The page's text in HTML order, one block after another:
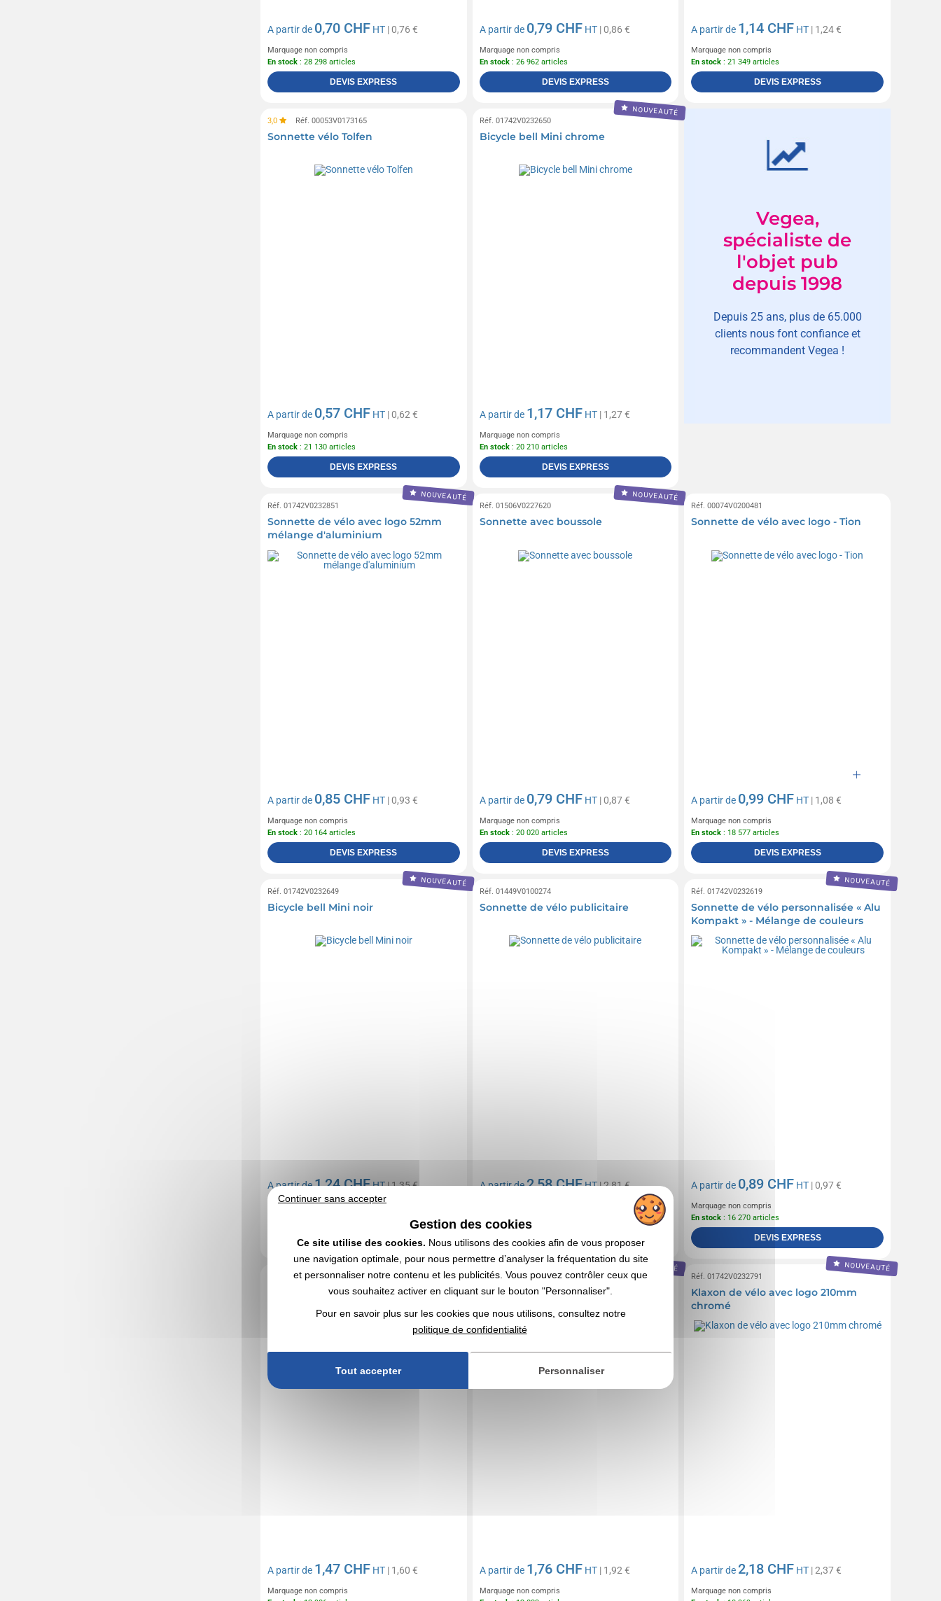
A partir de 0,70 CHF HT | 0,76 €
Marquage non compris
En stock : 28 298 articles
DEVIS EXPRESS
A partir de 0,79 CHF HT| 0,86 €
Marquage non compris
En stock: 26 962 articles
DEVIS EXPRESS
A partir de 1,14 CHF HT | 1,24 €
Marquage non compris
En stock : 21 349 articles
DEVIS EXPRESS
3,0 Réf. 00053V0173165
Sonnette vélo Tolfen
A partir de 0,57 CHF HT | 0,62 €
Marquage non compris
En stock : 21 130 articles
DEVIS EXPRESS
NOUVEAUTÉ
Réf. 01742V0232650
Bicycle bell Mini chrome
A partir de 1,17 CHF HT| 1,27 €
Marquage non compris
En stock: 20 210 articles
DEVIS EXPRESS
Vegea,
spécialiste de
l'objet pub
depuis 1998
Depuis 25 ans, plus de 65.000
clients nous font confiance et
recommandent Vegea !
NOUVEAUTÉ
Réf. 01742V0232851
Sonnette de vélo avec logo 52mm
mélange d'aluminium
A partir de 0,85 CHF HT | 0,93 €
Marquage non compris
En stock : 20 164 articles
DEVIS EXPRESS
NOUVEAUTÉ
Réf. 01506V0227620
Sonnette avec boussole
A partir de 0,79 CHF HT| 0,87 €
Marquage non compris
En stock: 20 020 articles
DEVIS EXPRESS
Réf. 00074V0200481
Sonnette de vélo avec logo - Tion
A partir de 0,99 CHF HT | 1,08 €
Marquage non compris
En stock : 18 577 articles
DEVIS EXPRESS
NOUVEAUTÉ
Réf. 01742V0232649
Bicycle bell Mini noir
A partir de1,24 CHFHT| 1,35 €
Marquage non compris
DEVIS EXPRESS
Réf. 01449V0100274
Sonnette de vélo publicitaire
A partir de2,58 CHFHT| 2,81 €
En stock: 16 486 articles
DEVIS EXPRESS
NOUVEAUTÉ
Réf. 01742V0232619
Sonnette de vélo personnalisée « Alu
Kompakt » - Mélange de couleurs
A partir de 0,89 CHF HT | 0,97 €
Marquage non compris
En stock : 16 270 articles
DEVIS EXPRESS
NOUVEAUTÉ
Réf. 01742V0232645
Fahrradglocke Chrome
A partir de 1,47 CHF HT | 1,60 €
Marquage non compris
NOUVEAUTÉ
Réf. 01742V0234664
Sonnette de vélo publicitaire 54mm
A partir de 1,76 CHF HT| 1,92 €
Marquage non compris
NOUVEAUTÉ
Réf. 01742V0232791
Klaxon de vélo avec logo 210mm
chromé
A partir de2,18 CHF HT | 2,37 €
Marquage non compris
Continuer sans accepter
Gestion des cookies
Ce site utilise des cookies. Nous utilisons des cookies afin de vous proposer
une navigation optimale, pour nous permettre d’analyser la fréquentation du site
et personnaliser notre contenu et les publicités. Vous pouvez contrôler ceux que
vous souhaitez activer en cliquant sur le bouton "Personnaliser".
Pour en savoir plus sur les cookies que nous utilisons, consultez notre
politique de confidentialité
Tout accepter Personnaliser